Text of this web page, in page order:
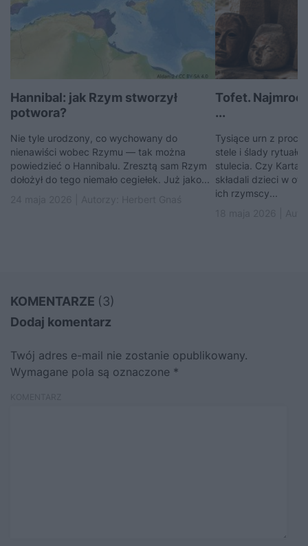
Hannibal: jak Rzym stworzył
potwora?
Nie tyle urodzony, co wychowany do
nienawiści wobec Rzymu — tak można
powiedzieć o Hannibalu. Zresztą sam Rzym
dołożył do tego niemało cegiełek. Już jako...
Tofet.
...
Tysiące urn z
stele i ślady
stulecia. Czy
składali dzieci w
ich rzymscy...
KOMENTARZE (3)
Dodaj komentarz
Twój adres e-mail nie zostanie opublikowany.
Wymagane pola są oznaczone *